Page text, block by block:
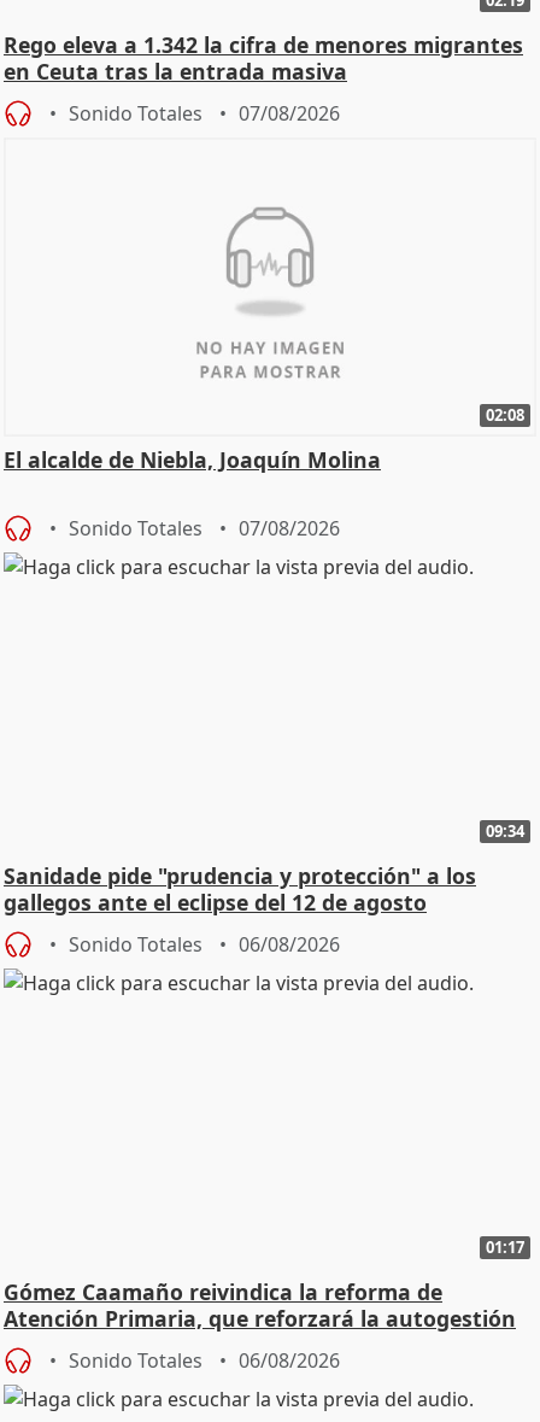
Rego eleva a 1.342 la cifra de menores migrantes
en Ceuta tras la entrada masiva
Sonido Totales 07/08/2026
02:08
El alcalde de Niebla, Joaquín Molina
Sonido Totales 07/08/2026
09:34
Sanidade pide "prudencia y protección" a los
gallegos ante el eclipse del 12 de agosto
Sonido Totales 06/08/2026
01:17
Gómez Caamaño reivindica la reforma de
Atención Primaria, que reforzará la autogestión
Sonido Totales 06/08/2026